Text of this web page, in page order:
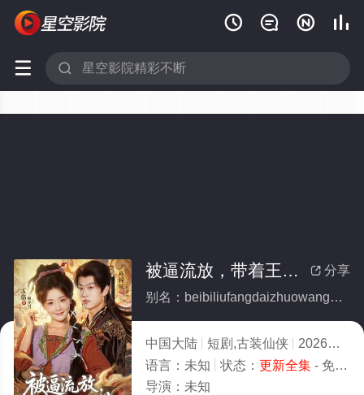
   
 
 分享
被逼流放，带着王爷垦大荒(全集)
别名：beibiliufangdaizhuowangyekendahuang
中国大陆 短剧,古装仙侠 2026
6.0
语言： 未知 状态： 更新全集- 免费在线观看
导演： 未知